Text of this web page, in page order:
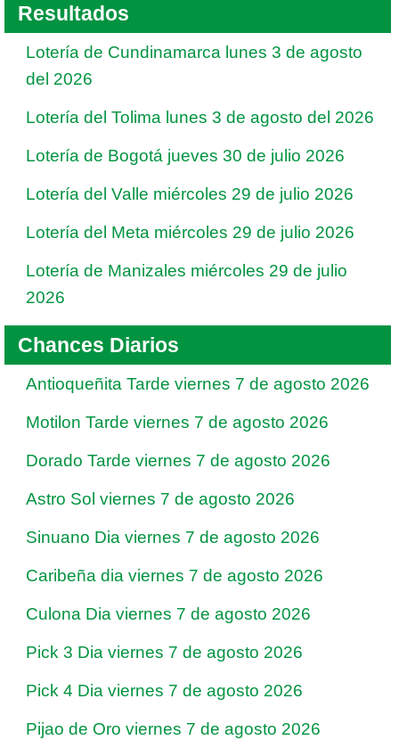
Resultados
Lotería de Cundinamarca lunes 3 de agosto
del 2026
Lotería del Tolima lunes 3 de agosto del 2026
Lotería de Bogotá jueves 30 de julio 2026
Lotería del Valle miércoles 29 de julio 2026
Lotería del Meta miércoles 29 de julio 2026
Lotería de Manizales miércoles 29 de julio
2026
Chances Diarios
Antioqueñita Tarde viernes 7 de agosto 2026
Motilon Tarde viernes 7 de agosto 2026
Dorado Tarde viernes 7 de agosto 2026
Astro Sol viernes 7 de agosto 2026
Sinuano Dia viernes 7 de agosto 2026
Caribeña dia viernes 7 de agosto 2026
Culona Dia viernes 7 de agosto 2026
Pick 3 Dia viernes 7 de agosto 2026
Pick 4 Dia viernes 7 de agosto 2026
Pijao de Oro viernes 7 de agosto 2026